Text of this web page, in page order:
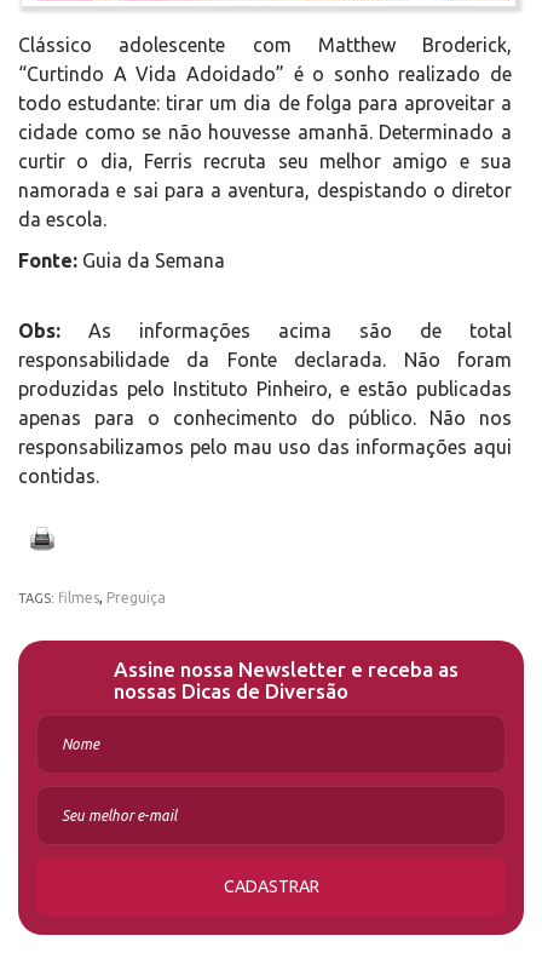
Clássico adolescente com Matthew Broderick,
“Curtindo A Vida Adoidado” é o sonho realizado de
todo estudante: tirar um dia de folga para aproveitar a
cidade como se não houvesse amanhã. Determinado a
curtir o dia, Ferris recruta seu melhor amigo e sua
namorada e sai para a aventura, despistando o diretor
da escola.
Fonte: Guia da Semana
Obs: As informações acima são de total
responsabilidade da Fonte declarada. Não foram
produzidas pelo Instituto Pinheiro, e estão publicadas
apenas para o conhecimento do público. Não nos
responsabilizamos pelo mau uso das informações aqui
contidas.
TAGS: filmes, Preguiça
Assine nossa Newsletter e receba as
nossas Dicas de Diversão
CADASTRAR